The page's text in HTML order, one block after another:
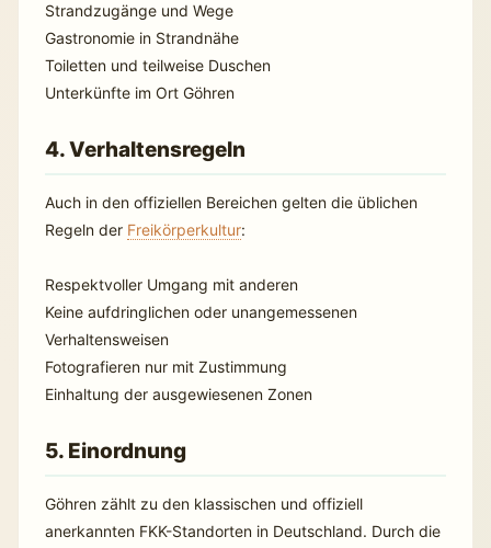
Strandzugänge und Wege
Gastronomie in Strandnähe
Toiletten und teilweise Duschen
Unterkünfte im Ort Göhren
4. Verhaltensregeln
Auch in den offiziellen Bereichen gelten die üblichen
Regeln der Freikörperkultur:
Respektvoller Umgang mit anderen
Keine aufdringlichen oder unangemessenen
Verhaltensweisen
Fotografieren nur mit Zustimmung
Einhaltung der ausgewiesenen Zonen
5. Einordnung
Göhren zählt zu den klassischen und offiziell
anerkannten FKK-Standorten in Deutschland. Durch die